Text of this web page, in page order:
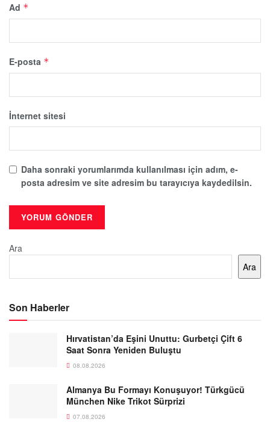
Ad *
E-posta *
İnternet sitesi
Daha sonraki yorumlarımda kullanılması için adım, e-
posta adresim ve site adresim bu tarayıcıya kaydedilsin.
Ara
Ara
Son Haberler
Hırvatistan’da Eşini Unuttu: Gurbetçi Çift 6
Saat Sonra Yeniden Buluştu
08.08.2026
Almanya Bu Formayı Konuşuyor! Türkgücü
München Nike Trikot Sürprizi
07.08.2026